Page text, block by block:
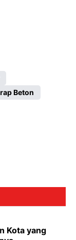
Beton
Kota yang